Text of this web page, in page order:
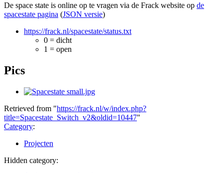
De space state is online op te vragen via de Frack website op de
spacestate pagina (JSON versie)
https://frack.nl/spacestate/status.txt
0 = dicht
1 = open
Pics
Retrieved from "https://frack.nl/w/index.php?
title=Spacestate_Switch_v2&oldid=10447"
Category:
Projecten
Hidden category: